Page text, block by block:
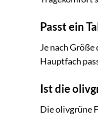
Passt ein
Je nach
Hauptfach
Ist die
Die olivgrüne